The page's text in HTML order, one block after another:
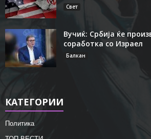
Свет
Вучиќ: Србија ќе
соработка со Израел
Балкан
КАТЕГОРИИ
Политика